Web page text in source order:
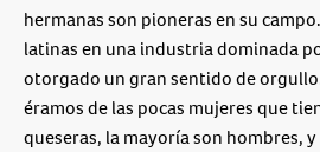
hermanas son pioneras en su
latinas en una industria dominada
otorgado un gran sentido de
éramos de las pocas mujeres que
queseras, la mayoría son hombres,